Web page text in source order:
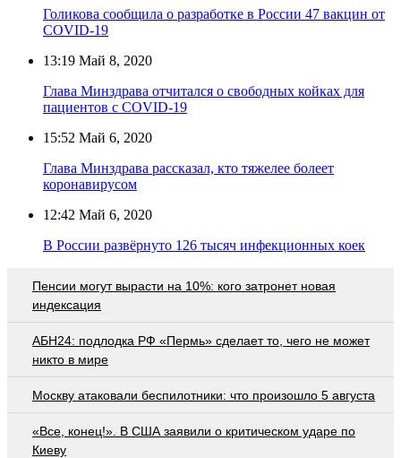
Голикова сообщила о разработке в России 47 вакцин от
COVID-19
13:19 Май 8, 2020
Глава Минздрава отчитался о свободных койках для
пациентов с COVID-19
15:52 Май 6, 2020
Глава Минздрава рассказал, кто тяжелее болеет
коронавирусом
12:42 Май 6, 2020
В России развёрнуто 126 тысяч инфекционных коек
Пенсии могут вырасти на 10%: кого затронет новая
индексация
АБН24: подлодка РФ «Пермь» сделает то, чего не может
никто в мире
Москву атаковали беспилотники: что произошло 5 августа
«Все, конец!». В США заявили о критическом ударе по
Киеву